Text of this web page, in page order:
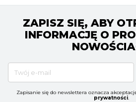
ZAPISZ SIĘ, ABY
INFORMACJĘ O
Zapisanie się do newslettera oznacza
prywatności.